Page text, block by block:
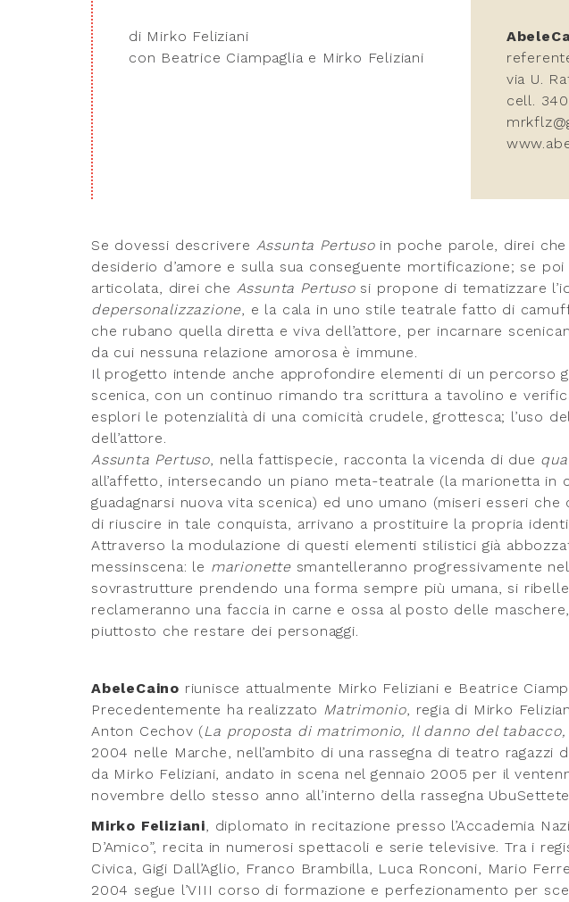
di Mirko Feliziani
con Beatrice Ciampaglia e Mirko Feliziani
via U.
cell.
Se dovessi descrivere Assunta Pertusoin poche parole, direi
desiderio d’amore e sulla sua conseguente mortificazione; se
articolata, direi che Assunta Pertusosi propone di tematizzare
depersonalizzazione, e la cala in uno stile teatrale fatto di
che rubano quella diretta e viva dell’attore, per incarnare
da cui nessuna relazione amorosa è immune.
Il progetto intende anche approfondire elementi di un percorso
scenica, con un continuo rimando tra scrittura a tavolino e
esplori le potenzialità di una comicità crudele, grottesca; l’uso
dell’attore.
Assunta Pertuso, nella fattispecie, racconta la vicenda di due
all’affetto, intersecando un piano meta-teatrale (la marionetta in
guadagnarsi nuova vita scenica) ed uno umano (miseri esseri
di riuscire in tale conquista, arrivano a prostituire la propria
Attraverso la modulazione di questi elementi stilistici già
messinscena: le marionette smantelleranno progressivamente
sovrastrutture prendendo una forma sempre più umana, si
reclameranno una faccia in carne e ossa al posto delle
piuttosto che restare dei personaggi.
AbeleCaino riunisce attualmente Mirko Feliziani e Beatrice
Precedentemente ha realizzato Matrimonio, regia di Mirko
Anton Cechov (La proposta di matrimonio, Il danno del tabacco,
2004 nelle Marche, nell’ambito di una rassegna di teatro ragazzi
da Mirko Feliziani, andato in scena nel gennaio 2005 per il
novembre dello stesso anno all’interno della rassegna
Mirko Feliziani, diplomato in recitazione presso l’Accademia
D’Amico”, recita in numerosi spettacoli e serie televisive. Tra i
Civica, Gigi Dall’Aglio, Franco Brambilla, Luca Ronconi, Mario
2004 segue l’VIII corso di formazione e perfezionamento per